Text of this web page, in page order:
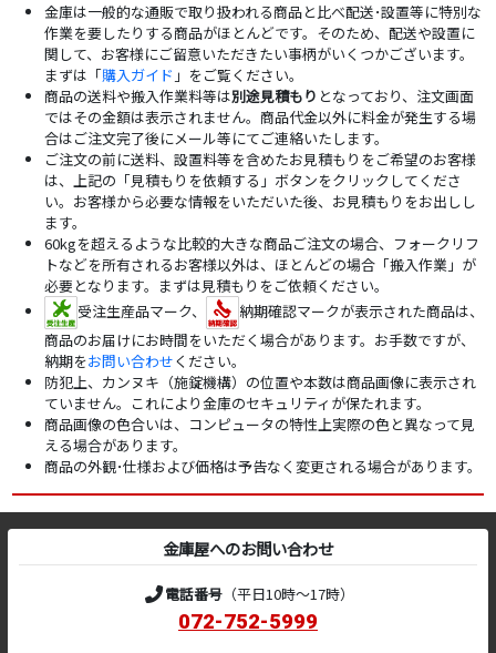
金庫は一般的な通販で取り扱われる商品と比べ配送･設置等に特別な
作業を要したりする商品がほとんどです。そのため、配送や設置に
関して、お客様にご留意いただきたい事柄がいくつかございます。
まずは「購入ガイド 」をご覧ください。
商品の送料や搬入作業料等は別途見積もり となっており、注文画面
ではその金額は表示されません。商品代金以外に料金が発生する場
合はご注文完了後にメール等にてご連絡いたします。
ご注文の前に送料、設置料等を含めたお見積もりをご希望のお客様
は、上記の「見積もりを依頼する」ボタンをクリックしてくださ
い。お客様から必要な情報をいただいた後、お見積もりをお出しし
ます。
60kgを超えるような比較的大きな商品ご注文の場合、フォークリフ
トなどを所有されるお客様以外は、ほとんどの場合「搬入作業」が
必要となります。まずは見積もりをご依頼ください。
受注生産品マーク、
納期確認マークが表示された商品は、
商品のお届けにお時間をいただく場合があります。お手数ですが、
納期をお問い合わせください。
防犯上、カンヌキ（施錠機構）の位置や本数は商品画像に表示され
ていません。これにより金庫のセキュリティが保たれます。
商品画像の色合いは、コンピュータの特性上実際の色と異なって見
える場合があります。
商品の外観･仕様および価格は予告なく変更される場合があります。
金庫屋へのお問い合わせ
電話番号（平日10時～17時）
072-752-5999